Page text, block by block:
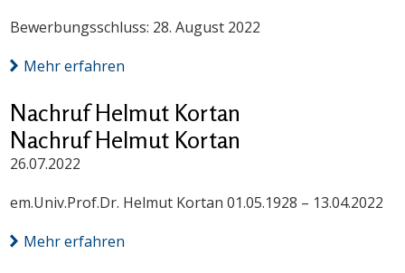
Bewerbungsschluss: 28. August 2022
Mehr erfahren
Nachruf Helmut Kortan
Nachruf Helmut Kortan
26.07.2022
em.Univ.Prof.Dr. Helmut Kortan 01.05.1928 – 13.04.2022
Mehr erfahren